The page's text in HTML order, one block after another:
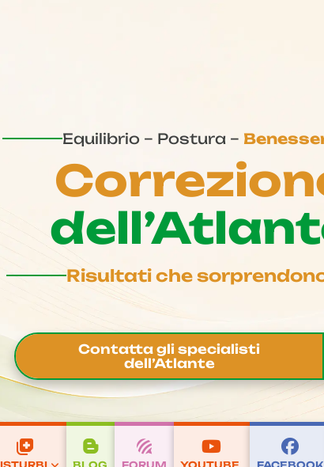
Equilibrio – Postura –
Risultati che
Contatta gli specialisti
dell’Atlante